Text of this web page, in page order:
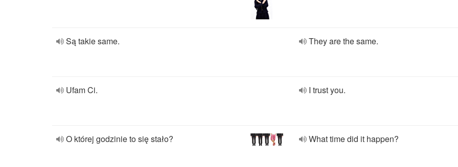
Są takie same. They are the same.
Ufam Ci. I trust you.
O której godzinie to się stało? What time did it happen?